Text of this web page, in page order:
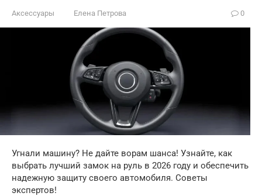
Аксессуары Елена Петрова 0
Угнали машину? Не дайте ворам шанса! Узнайте, как
выбрать лучший замок на руль в 2026 году и обеспечить
надежную защиту своего автомобиля. Советы
экспертов!